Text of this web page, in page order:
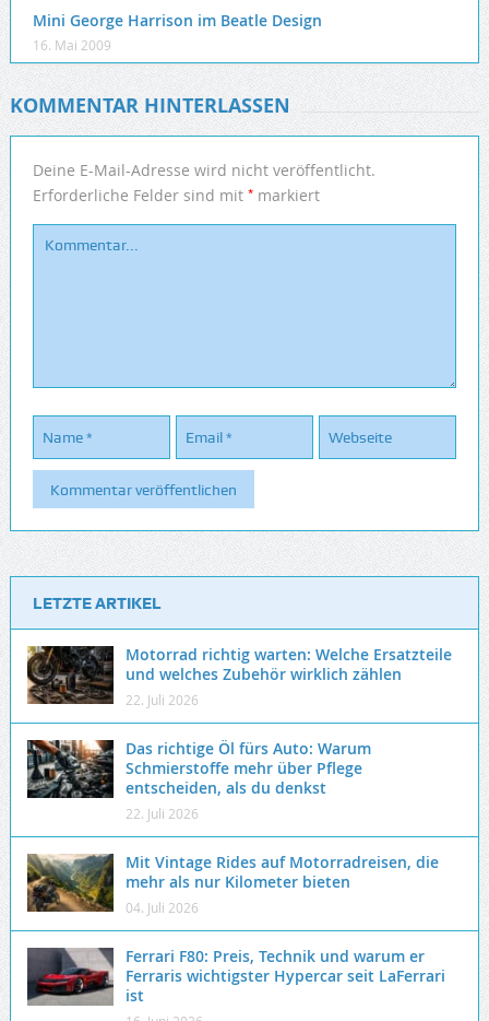
Mini George Harrison im Beatle Design
16. Mai 2009
KOMMENTAR HINTERLASSEN
Deine E-Mail-Adresse wird nicht veröffentlicht.
Erforderliche Felder sind mit *markiert
LETZTE ARTIKEL
Motorrad richtig warten: Welche Ersatzteile
und welches Zubehör wirklich zählen
22. Juli 2026
Das richtige Öl fürs Auto: Warum
Schmierstoffe mehr über Pflege
entscheiden, als du denkst
22. Juli 2026
Mit Vintage Rides auf Motorradreisen, die
mehr als nur Kilometer bieten
04. Juli 2026
Ferrari F80: Preis, Technik und warum er
Ferraris wichtigster Hypercar seit LaFerrari
ist